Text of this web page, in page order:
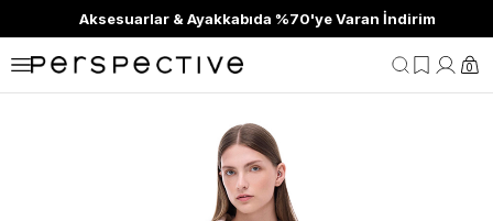
Aksesuarlar & Ayakkabıda %70'ye Varan İndirim
0